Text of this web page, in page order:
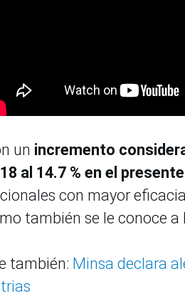
un incremento
al 14.7 % en el
con mayor
también se le conoce a
también: Minsa declara